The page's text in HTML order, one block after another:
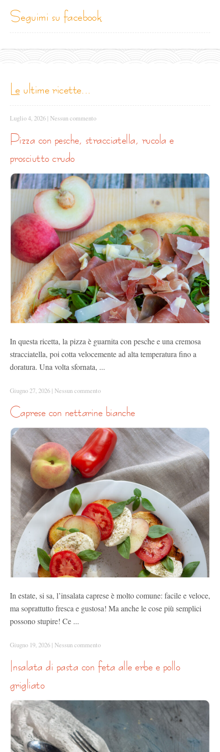
seguimi su facebook
le ultime ricette...
Luglio 4, 2026 | Nessun commento
pizza con pesche, stracciatella, rucola e
prosciutto crudo
In questa ricetta, la pizza è guarnita con pesche e una cremosa
stracciatella, poi cotta velocemente ad alta temperatura fino a
doratura. Una volta sfornata, ...
Giugno 27, 2026 | Nessun commento
caprese con nettarine bianche
In estate, si sa, l’insalata caprese è molto comune: facile e veloce,
ma soprattutto fresca e gustosa! Ma anche le cose più semplici
possono stupire! Ce ...
Giugno 19, 2026 | Nessun commento
grigliato